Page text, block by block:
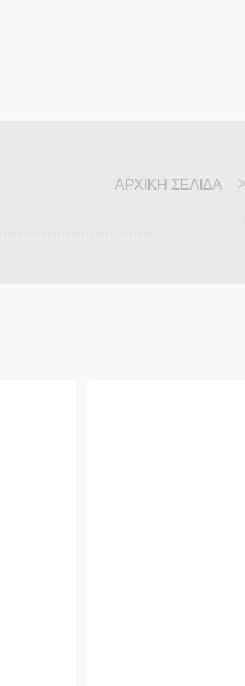
ΑΡΧΙΚΉ ΣΕΛΊΔΑ